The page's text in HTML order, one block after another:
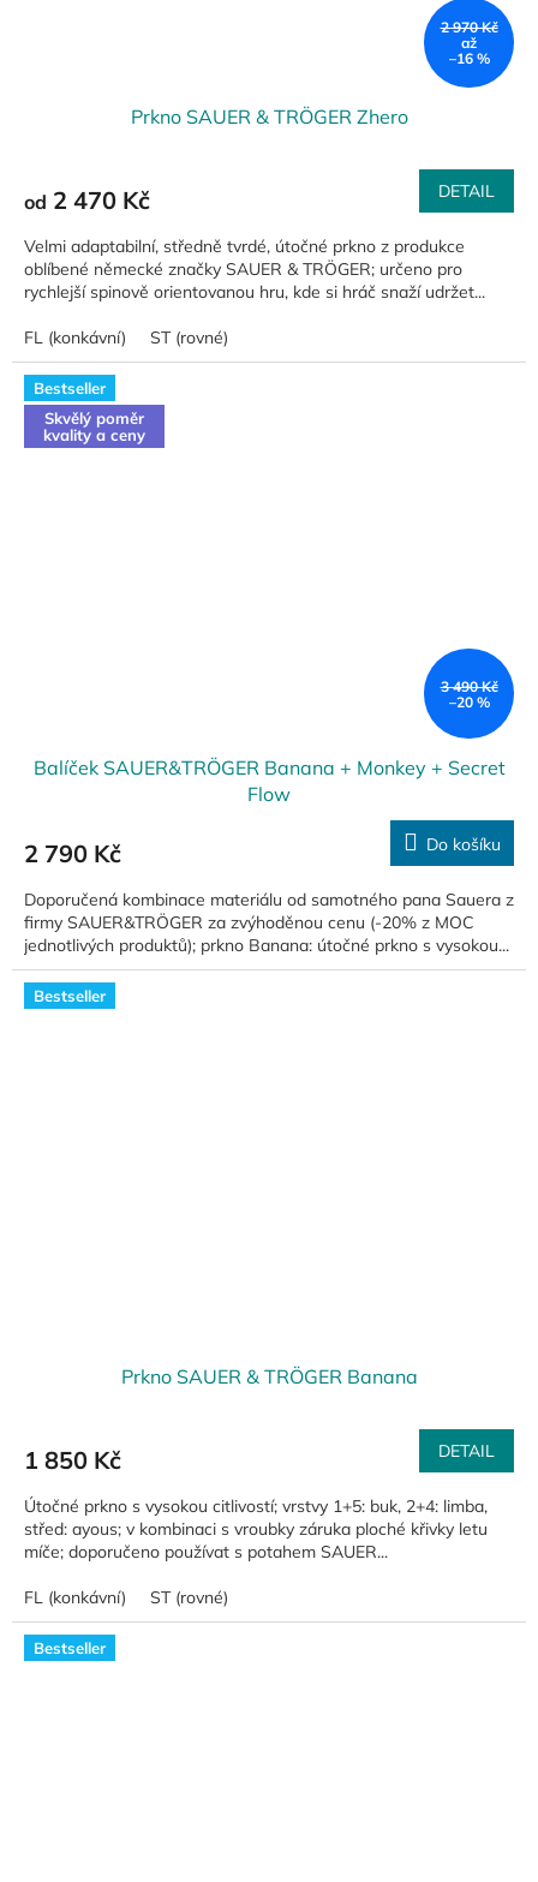
2 970 Kč
až
–16 %
Prkno SAUER & TRÖGER Zhero
od 2 470 Kč DETAIL
Velmi adaptabilní, středně tvrdé, útočné prkno z produkce
oblíbené německé značky SAUER & TRÖGER; určeno pro
rychlejší spinově orientovanou hru, kde si hráč snaží udržet...
FL (konkávní) ST (rovné)
Bestseller
Skvělý poměr
kvality a ceny
3 490 Kč
–20 %
Balíček SAUER&TRÖGER Banana + Monkey + Secret
Flow
2 790 Kč Do košíku
Doporučená kombinace materiálu od samotného pana Sauera z
firmy SAUER&TRÖGER za zvýhoděnou cenu (-20% z MOC
jednotlivých produktů); prkno Banana: útočné prkno s vysokou...
Bestseller
Prkno SAUER & TRÖGER Banana
1 850 Kč DETAIL
Útočné prkno s vysokou citlivostí; vrstvy 1+5: buk, 2+4: limba,
střed: ayous; v kombinaci s vroubky záruka ploché křivky letu
míče; doporučeno používat s potahem SAUER...
FL (konkávní) ST (rovné)
Bestseller